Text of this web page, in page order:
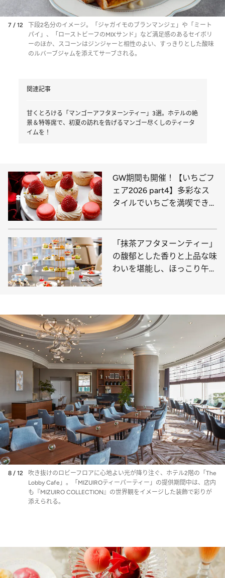
7 / 12
下段2名分のイメージ。「ジャガイモのブランマンジェ」や「ミート
パイ」、「ローストビーフのMIXサンド」など満足感のあるセイボリ
ーのほか、スコーンはジンジャーと相性のよい、すっきりとした酸味
のルバーブジャムを添えてサーブされる。
関連記事
甘くとろける「マンゴーアフタヌーンティー」3選。ホテルの絶
景＆特等席で、初夏の訪れを告げるマンゴー尽くしのティータ
イムを！
GW期間も開催！【いちごフ
ェア2026 part4】多彩なス
タイルでいちごを満喫できる
ェ」東京都内ホテル3選
「抹茶アフタヌーンティー」
の馥郁とした香りと上品な味
わいを堪能し、ほっこり午後
8 / 12
吹き抜けのロビーフロアに心地よい光が降り注ぐ、ホテル2階の「The
Lobby Cafe」。「MIZUIROティーパーティー」の提供期間中は、店内
も『MIZUIRO COLLECTION』の世界観をイメージした装飾で彩りが
添えられる。